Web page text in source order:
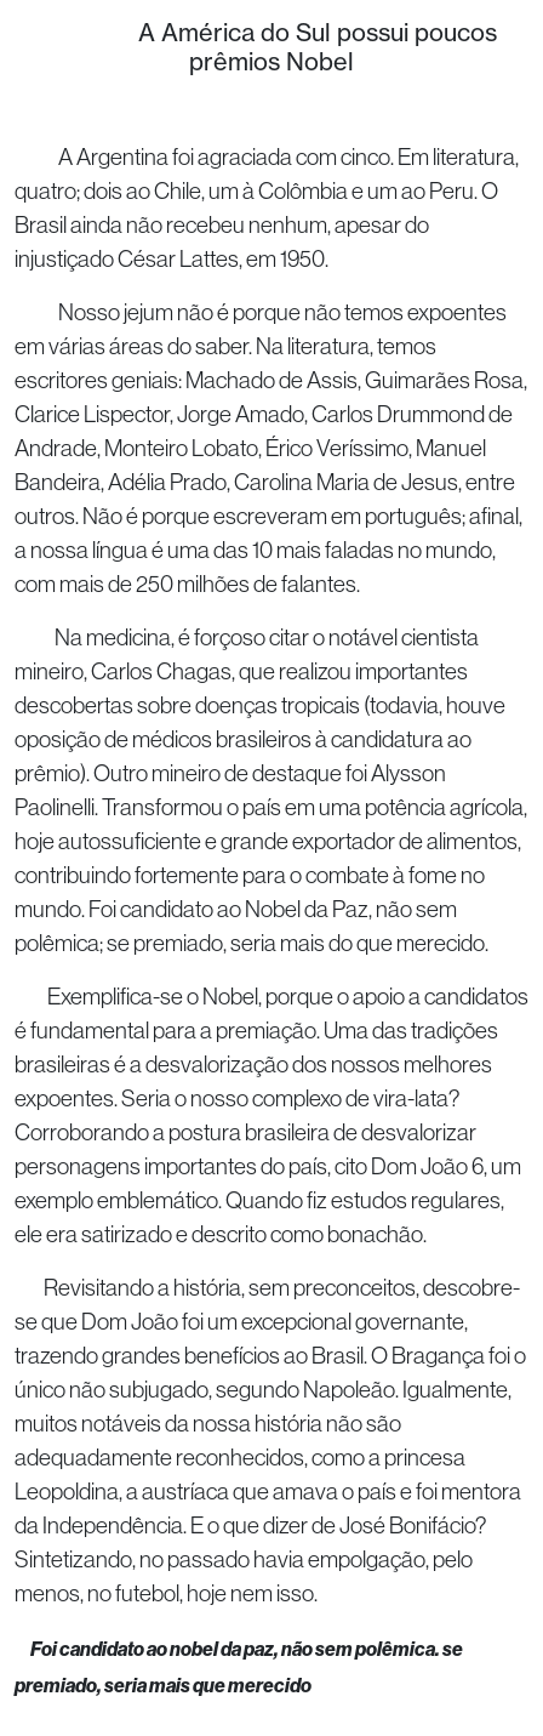
A América do Sul possui poucos
prêmios Nobel
A Argentina foi agraciada com cinco. Em literatura,
quatro; dois ao Chile, um à Colômbia e um ao Peru. O
Brasil ainda não recebeu nenhum, apesar do
injustiçado César Lattes, em 1950.
Nosso jejum não é porque não temos expoentes
em várias áreas do saber. Na literatura, temos
escritores geniais: Machado de Assis, Guimarães Rosa,
Clarice Lispector, Jorge Amado, Carlos Drummond de
Andrade, Monteiro Lobato, Érico Veríssimo, Manuel
Bandeira, Adélia Prado, Carolina Maria de Jesus, entre
outros. Não é porque escreveram em português; afinal,
a nossa língua é uma das 10 mais faladas no mundo,
com mais de 250 milhões de falantes.
Na medicina, é forçoso citar o notável cientista
mineiro, Carlos Chagas, que realizou importantes
descobertas sobre doenças tropicais (todavia, houve
oposição de médicos brasileiros à candidatura ao
prêmio). Outro mineiro de destaque foi Alysson
Paolinelli. Transformou o país em uma potência agrícola,
hoje autossuficiente e grande exportador de alimentos,
contribuindo fortemente para o combate à fome no
mundo. Foi candidato ao Nobel da Paz, não sem
polêmica; se premiado, seria mais do que merecido.
Exemplifica-se o Nobel, porque o apoio a candidatos
é fundamental para a premiação. Uma das tradições
brasileiras é a desvalorização dos nossos melhores
expoentes. Seria o nosso complexo de vira-lata?
Corroborando a postura brasileira de desvalorizar
personagens importantes do país, cito Dom João 6, um
exemplo emblemático. Quando fiz estudos regulares,
ele era satirizado e descrito como bonachão.
Revisitando a história, sem preconceitos, descobre-
se que Dom João foi um excepcional governante,
trazendo grandes benefícios ao Brasil. O Bragança foi o
único não subjugado, segundo Napoleão. Igualmente,
muitos notáveis da nossa história não são
adequadamente reconhecidos, como a princesa
Leopoldina, a austríaca que amava o país e foi mentora
da Independência. E o que dizer de José Bonifácio?
Sintetizando, no passado havia empolgação, pelo
menos, no futebol, hoje nem isso.
Foi candidato ao nobel da paz, não sem polêmica. se
premiado, seria mais que merecido